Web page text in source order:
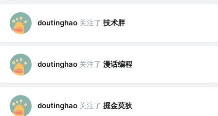
doutinghao 关注了 技术胖
doutinghao 关注了 漫话编程
doutinghao 关注了 掘金莫狄